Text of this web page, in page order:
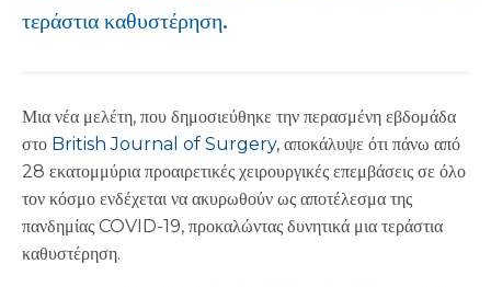
τεράστια καθυστέρηση.
Μια νέα μελέτη, που δημοσιεύθηκε την περασμένη εβδομάδα
στο British Journal of Surgery, αποκάλυψε ότι πάνω από
28 εκατομμύρια προαιρετικές χειρουργικές επεμβάσεις σε όλο
τον κόσμο ενδέχεται να ακυρωθούν ως αποτέλεσμα της
πανδημίας COVID-19, προκαλώντας δυνητικά μια τεράστια
καθυστέρηση.